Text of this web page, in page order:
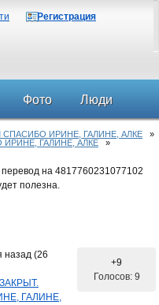
Регистрация
Фото Люди
СПАСИБО ИРИНЕ, ГАЛИНЕ, АЛКЕ »
ИРИНЕ, ГАЛИНЕ, АЛКЕ »
на 4817760231077102
полезна.
назад (26
ЗАКРЫТ.
ГАЛИНЕ,
+9
Голосов: 9